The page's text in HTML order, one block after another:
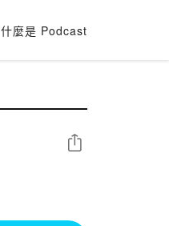
什麼是 Podcast
分享